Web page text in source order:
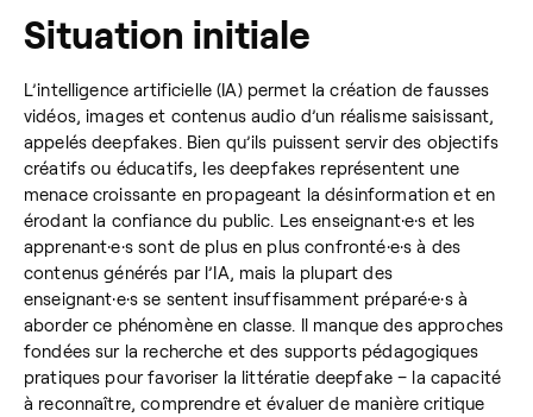
Situation initiale
L’intelligence artificielle (IA) permet la création de fausses
vidéos, images et contenus audio d’un réalisme saisissant,
appelés deepfakes. Bien qu’ils puissent servir des objectifs
créatifs ou éducatifs, les deepfakes représentent une
menace croissante en propageant la désinformation et en
érodant la confiance du public. Les enseignant·e·s et les
apprenant·e·s sont de plus en plus confronté·e·s à des
contenus générés par l’IA, mais la plupart des
enseignant·e·s se sentent insuffisamment préparé·e·s à
aborder ce phénomène en classe. Il manque des approches
fondées sur la recherche et des supports pédagogiques
pratiques pour favoriser la littératie deepfake – la capacité
à reconnaître, comprendre et évaluer de manière critique